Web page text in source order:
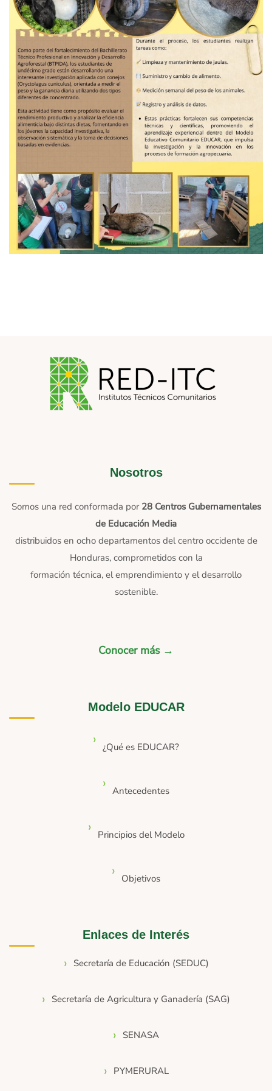
Nosotros
Somos una red conformada por 28 Centros Gubernamentales
de Educación Media
distribuidos en ocho departamentos del centro occidente de
Honduras, comprometidos con la
formación técnica, el emprendimiento y el desarrollo
sostenible.
Conocer más →
Modelo EDUCAR
¿Qué es EDUCAR?
Antecedentes
Principios del Modelo
Objetivos
Enlaces de Interés
Secretaría de Educación (SEDUC)
Secretaría de Agricultura y Ganadería (SAG)
SENASA
PYMERURAL